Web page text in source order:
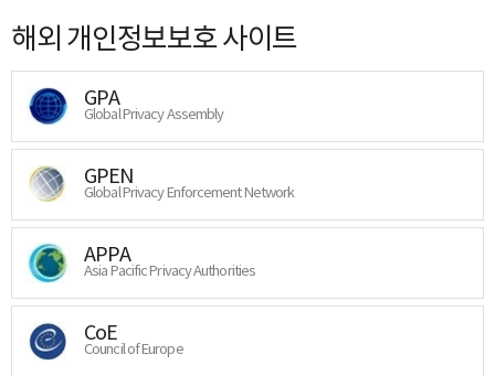
해외 개인정보보호 사이트
GPA
Global Privacy Assembly
GPEN
Global Privacy Enforcement Network
APPA
Asia Pacific Privacy Authorities
CoE
Council of Europe